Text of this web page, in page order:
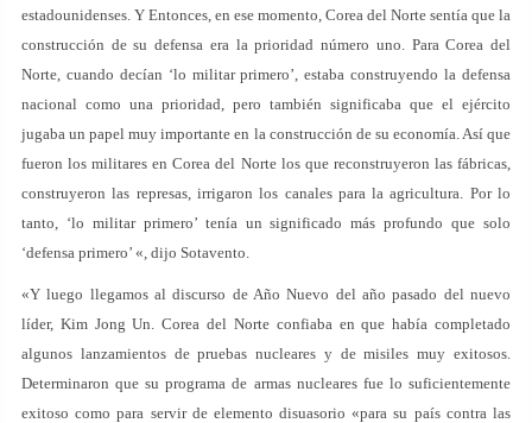
estadounidenses. Y Entonces, en ese momento, Corea del Norte sentía que la
construcción de su defensa era la prioridad número uno. Para Corea del
Norte, cuando decían ‘lo militar primero’, estaba construyendo la defensa
nacional como una prioridad, pero también significaba que el ejército
jugaba un papel muy importante en la construcción de su economía. Así que
fueron los militares en Corea del Norte los que reconstruyeron las fábricas,
construyeron las represas, irrigaron los canales para la agricultura. Por lo
tanto, ‘lo militar primero’ tenía un significado más profundo que solo
‘defensa primero’ «, dijo Sotavento.
«Y luego llegamos al discurso de Año Nuevo del año pasado del nuevo
líder, Kim Jong Un. Corea del Norte confiaba en que había completado
algunos lanzamientos de pruebas nucleares y de misiles muy exitosos.
Determinaron que su programa de armas nucleares fue lo suficientemente
exitoso como para servir de elemento disuasorio «para su país contra las